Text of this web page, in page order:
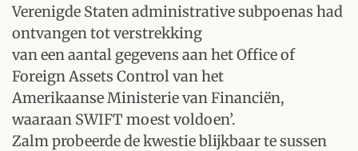
Verenigde Staten administrative subpoenas had
ontvangen tot verstrekking
van een aantal gegevens aan het Office of
Foreign Assets Control van het
Amerikaanse Ministerie van Financiën,
waaraan SWIFT moest voldoen’.
Zalm probeerde de kwestie blijkbaar te sussen